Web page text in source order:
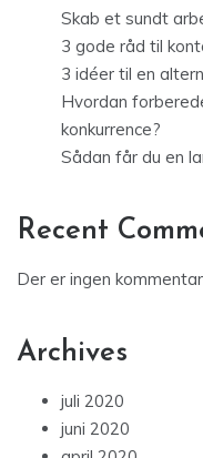
Skab et sundt
3 gode råd til
3 idéer til en
Hvordan
konkurrence?
Sådan får du en
Recent
Der er ingen
Archives
juli 2020
juni 2020